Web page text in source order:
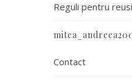
Reguli pentru
Contact